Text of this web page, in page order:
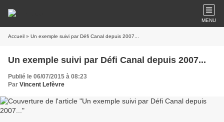
MENU
Accueil » Un exemple suivi par Défi Canal depuis 2007...
Un exemple suivi par Défi Canal depuis 2007...
Publié le 06/07/2015 à 08:23
Par Vincent Lefèvre